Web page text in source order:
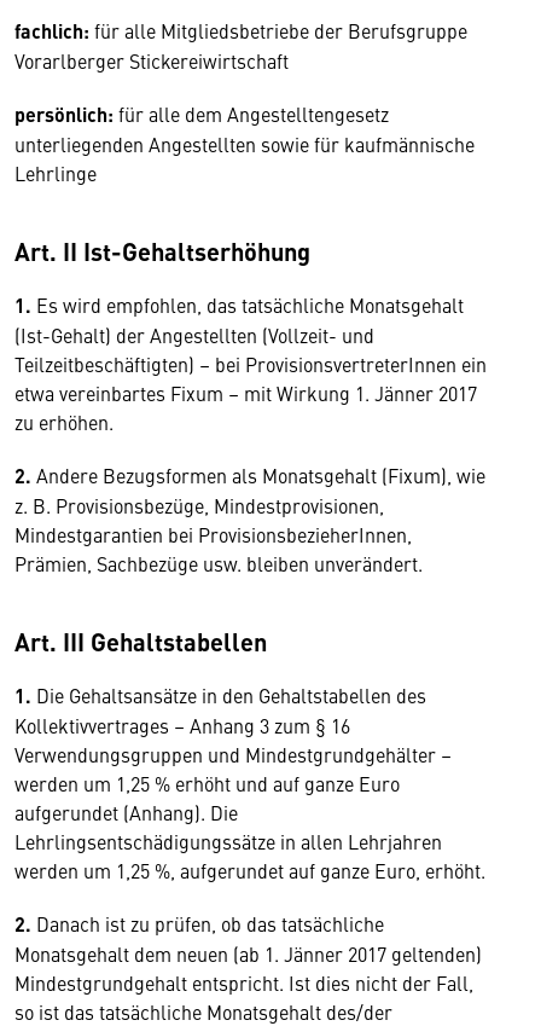
fachlich: für alle Mitgliedsbetriebe der Berufsgruppe
Vorarlberger Stickereiwirtschaft
persönlich: für alle dem Angestelltengesetz
unterliegenden Angestellten sowie für kaufmännische
Lehrlinge
Art. II Ist-Gehaltserhöhung
1. Es wird empfohlen, das tatsächliche Monatsgehalt
(Ist-Gehalt) der Angestellten (Vollzeit- und
Teilzeitbeschäftigten) – bei ProvisionsvertreterInnen ein
etwa vereinbartes Fixum – mit Wirkung 1. Jänner 2017
zu erhöhen.
2. Andere Bezugsformen als Monatsgehalt (Fixum), wie
z. B. Provisionsbezüge, Mindestprovisionen,
Mindestgarantien bei ProvisionsbezieherInnen,
Prämien, Sachbezüge usw. bleiben unverändert.
Art. III Gehaltstabellen
1. Die Gehaltsansätze in den Gehaltstabellen des
Kollektivvertrages – Anhang 3 zum § 16
Verwendungsgruppen und Mindestgrundgehälter –
werden um 1,25 % erhöht und auf ganze Euro
aufgerundet (Anhang). Die
Lehrlingsentschädigungssätze in allen Lehrjahren
werden um 1,25 %, aufgerundet auf ganze Euro, erhöht.
2. Danach ist zu prüfen, ob das tatsächliche
Monatsgehalt dem neuen (ab 1. Jänner 2017 geltenden)
Mindestgrundgehalt entspricht. Ist dies nicht der Fall,
so ist das tatsächliche Monatsgehalt des/der